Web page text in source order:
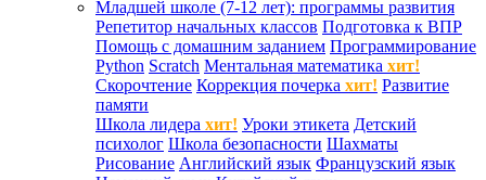
Младшей школе (7-12 лет): программы развития
Репетитор начальных классов Подготовка к ВПР
Помощь с домашним заданием Программирование
Python Scratch Ментальная математика хит!
Скорочтение Коррекция почерка хит! Развитие
памяти
Школа лидера хит! Уроки этикета Детский
психолог Школа безопасности Шахматы
Рисование Английский язык Французский язык